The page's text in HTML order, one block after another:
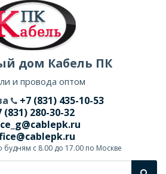
дом Кабель ПК
и провода оптом
+7 (831) 435-10-53
(831) 280-30-32
с 8.00 до 17.00 по Москве